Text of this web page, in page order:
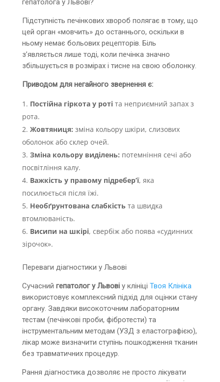
гепатолога у Львові?
Підступність печінкових хвороб полягає в тому, що
цей орган «мовчить» до останнього, оскільки в
ньому немає больових рецепторів. Біль
з’являється лише тоді, коли печінка значно
збільшується в розмірах і тисне на свою оболонку.
Приводом для негайного звернення є:
Постійна гіркота у ротіта неприємний запах з
рота.
Жовтяниця: зміна кольору шкіри, слизових
оболонок або склер очей.
Зміна кольору виділень: потемніння сечі або
посвітління калу.
Важкість у правому підребер’ї, яка
посилюється після їжі.
Необґрунтована слабкість та швидка
втомлюваність.
Висипи на шкірі, свербіж або поява «судинних
зірочок».
Переваги діагностики у Львові
Сучасний гепатолог у Львовіу клініці Твоя Клініка
використовує комплексний підхід для оцінки стану
органу. Завдяки високоточним лабораторним
тестам (печінкові проби, фібротести) та
інструментальним методам (УЗД з еластографією),
лікар може визначити ступінь пошкодження тканин
без травматичних процедур.
Рання діагностика дозволяє не просто лікувати